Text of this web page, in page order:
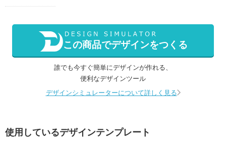
この商品でデザインをつくる
誰でも今すぐ簡単にデザインが作れる、
便利なデザインツール
デザインシミュレーターについて詳しく見る
使用しているデザインテンプレート